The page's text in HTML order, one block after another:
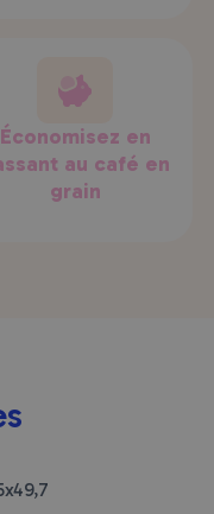
Économisez en
au café en
grain